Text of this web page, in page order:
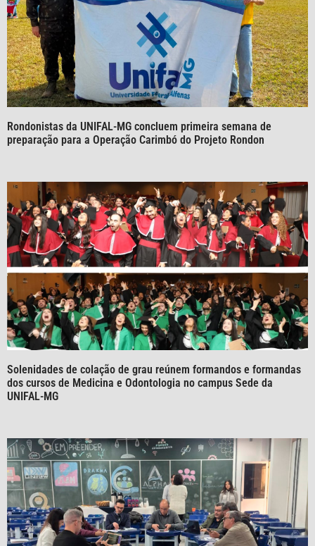
Rondonistas da UNIFAL-MG concluem primeira semana de
preparação para a Operação Carimbó do Projeto Rondon
Solenidades de colação de grau reúnem formandos e formandas
dos cursos de Medicina e Odontologia no campus Sede da
UNIFAL-MG